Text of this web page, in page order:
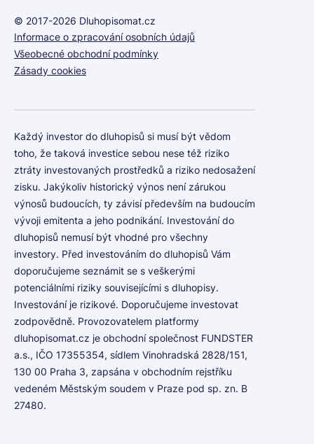
© 2017-2026 Dluhopisomat.cz
Informace o zpracování osobních údajů
Všeobecné obchodní podmínky
Zásady cookies
Každý investor do dluhopisů si musí být vědom
toho, že taková investice sebou nese též riziko
ztráty investovaných prostředků a riziko nedosažení
zisku. Jakýkoliv historický výnos není zárukou
výnosů budoucích, ty závisí především na budoucím
vývoji emitenta a jeho podnikání. Investování do
dluhopisů nemusí být vhodné pro všechny
investory. Před investováním do dluhopisů Vám
doporučujeme seznámit se s veškerými
potenciálními riziky souvisejícími s dluhopisy.
Investování je rizikové. Doporučujeme investovat
zodpovědně. Provozovatelem platformy
dluhopisomat.cz je obchodní společnost FUNDSTER
a.s., IČO 17355354, sídlem Vinohradská 2828/151,
130 00 Praha 3, zapsána v obchodním rejstříku
vedeném Městským soudem v Praze pod sp. zn. B
27480.